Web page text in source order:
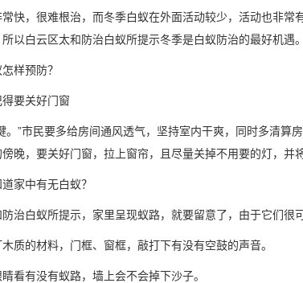
常快，很难根治，而冬季白蚁在外面活动较少，活动也非
以白云区太和防治白蚁所提示冬季是白蚁防治的最好机遇
样预防？
要关好门窗
。”市民要多给房间通风透气，坚持室内干爽，同时多清算
晚，要关好门窗，拉上窗帘，且尽量关掉不用要的灯，并
道家中有无白蚁？
防治白蚁所提示，家里呈现蚁路，就要留意了，由于它们
质的材料，门框、窗框，敲打下有没有空鼓的声音。
看有没有蚁路，墙上会不会掉下沙子。